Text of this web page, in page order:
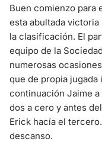
Buen comienzo para
esta abultada
la clasificación. El
equipo de la
numerosas
que de propia jugada
continuación Jaime
dos a cero y antes
Erick hacía el
descanso.